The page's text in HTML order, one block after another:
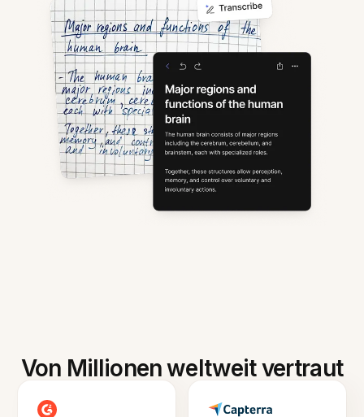
Von Millionen weltweit vertraut